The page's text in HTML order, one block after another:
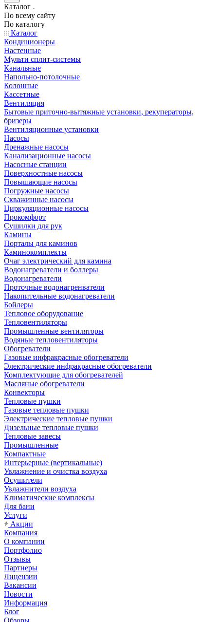
Каталог
По всему сайту
По каталогу
Каталог
Кондиционеры
Настенные
Мульти сплит-системы
Канальные
Напольно-потолочные
Колонные
Кассетные
Вентиляция
Бытовые приточно-вытяжные установки, рекуператоры,
бризеры
Вентиляционные установки
Насосы
Дренажные насосы
Канализационные насосы
Насосные станции
Поверхностные насосы
Повышающие насосы
Погружные насосы
Скважинные насосы
Циркуляционные насосы
Прокомфорт
Сушилки для рук
Камины
Порталы для каминов
Каминокомплекты
Очаг электрический для камина
Водонагреватели и боллеры
Водонагреватели
Проточные водонагренватели
Накопительные водонагреватели
Бойлеры
Тепловое оборудование
Тепловентиляторы
Промышленные вентиляторы
Водяные тепловентиляторы
Обогреватели
Газовые инфракрасные обогреватели
Электрические инфракрасные обогреватели
Комплектующие для обогревателей
Масляные обогреватели
Конвекторы
Тепловые пушки
Газовые тепловые пушки
Электрические тепловые пушки
Дизельные тепловые пушки
Тепловые завесы
Промышленные
Компактные
Интерьерные (вертикальные)
Увлажнение и очистка воздуха
Осушители
Увлажнители воздуха
Климатические комплексы
Для бани
Услуги
Акции
Компания
О компании
Портфолио
Отзывы
Партнеры
Лицензии
Вакансии
Новости
Информация
Блог
Обзоры